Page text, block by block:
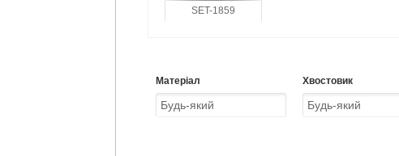
SET-1859
Матеріал Хвостовик